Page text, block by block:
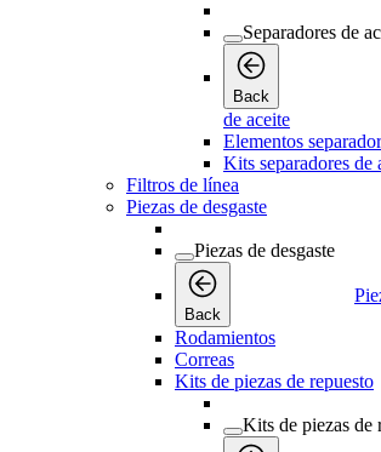
Separadores de
Back
de aceite
Elementos
Kits separadores de
Filtros de línea
Piezas de desgaste
Piezas de desgaste
Back
Rodamientos
Correas
Kits de piezas de repuesto
Kits de piezas de